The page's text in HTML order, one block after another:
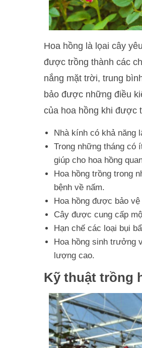
Hoa hồng là lọai cây
được trồng thành các
nắng mặt trời, trung
bảo được những điều
của hoa hồng khi được
Nhà kính có khả năng
Trong những tháng có
giúp cho hoa hồng
Hoa hồng trồng trong
bệnh về nấm.
Hoa hồng được bảo
Cây được cung cấp
Hạn chế các loại bụi
Hoa hồng sinh trưởng
lượng cao.
Kỹ thuật trồng